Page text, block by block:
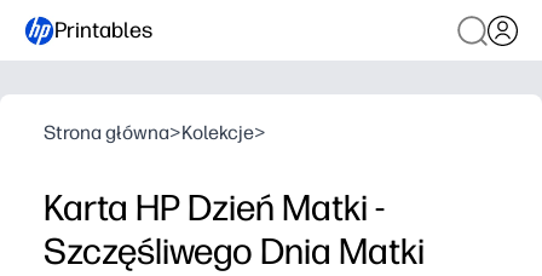
Printables
Strona główna>Kolekcje>
Karta HP Dzień Matki -
Szczęśliwego Dnia Matki